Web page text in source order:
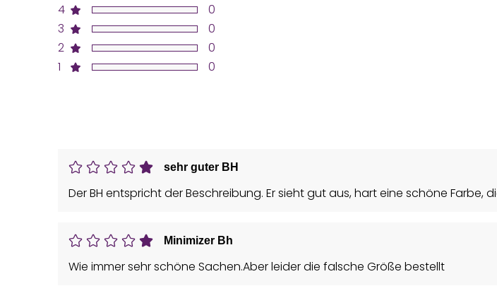
4
3
2
1
0
0
0
0
sehr guter BH
Der BH entspricht der Beschreibung. Er sieht gut aus, hart eine schöne Farbe,
Minimizer Bh
Wie immer sehr schöne Sachen.Aber leider die falsche Größe bestellt